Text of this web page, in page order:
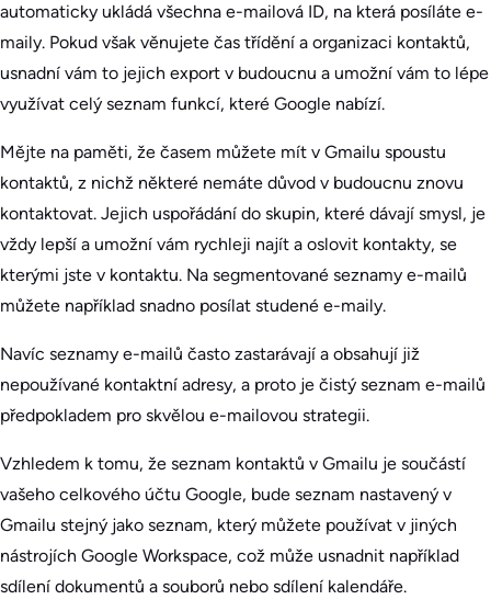
automaticky ukládá všechna e-mailová ID, na která posíláte e-
maily. Pokud však věnujete čas třídění a organizaci kontaktů,
usnadní vám to jejich export v budoucnu a umožní vám to lépe
využívat celý seznam funkcí, které Google nabízí.
Mějte na paměti, že časem můžete mít v Gmailu spoustu
kontaktů, z nichž některé nemáte důvod v budoucnu znovu
kontaktovat. Jejich uspořádání do skupin, které dávají smysl, je
vždy lepší a umožní vám rychleji najít a oslovit kontakty, se
kterými jste v kontaktu. Na segmentované seznamy e-mailů
můžete například snadno posílat studené e-maily.
Navíc seznamy e-mailů často zastarávají a obsahují již
nepoužívané kontaktní adresy, a proto je čistý seznam e-mailů
předpokladem pro skvělou e-mailovou strategii.
Vzhledem k tomu, že seznam kontaktů v Gmailu je součástí
vašeho celkového účtu Google, bude seznam nastavený v
Gmailu stejný jako seznam, který můžete používat v jiných
nástrojích Google Workspace, což může usnadnit například
sdílení dokumentů a souborů nebo sdílení kalendáře.